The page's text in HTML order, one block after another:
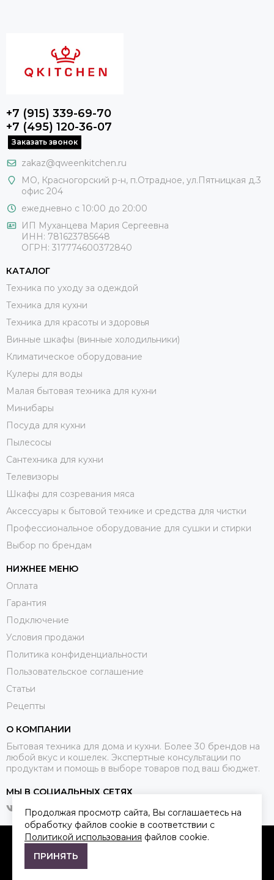
+7 (915) 339-69-70
+7 (495) 120-36-07
Заказать звонок
zakaz@qweenkitchen.ru
МО, Красногорский р-н, п.Отрадное, ул.Пятницкая д.3
офис 204
ежедневно с 10:00 до 20:00
ИП Муханцева Мария Сергеевна
ИНН: 781623785648
ОГРН: 317774600372840
КАТАЛОГ
Техника по уходу за одеждой
Техника для кухни
Техника для красоты и здоровья
Винные шкафы (винные холодильники)
Климатическое оборудование
Кулеры для воды
Малая бытовая техника для кухни
Минибары
Посуда для кухни
Пылесосы
Сантехника для кухни
Телевизоры
Шкафы для созревания мяса
Аксессуары к бытовой технике и средства для чистки
Профессиональное оборудование для сушки и стирки
Выбор по брендам
НИЖНЕЕ МЕНЮ
Оплата
Гарантия
Подключение
Условия продажи
Политика конфиденциальности
Пользовательское соглашение
Статьи
Рецепты
О КОМПАНИИ
Бытовая техника для дома и кухни. Более 30 брендов на
любой вкус и кошелек. Экспертные консультации по
продуктам и помощь в выборе товаров под ваш бюджет.
МЫ В СОЦИАЛЬНЫХ СЕТЯХ
2026 © Qkitchen.Карта сайта
Продолжая просмотр сайта, Вы соглашаетесь на
обработку файлов cookie в соответствии с
Политикой использования файлов cookie.
ПРИНЯТЬ